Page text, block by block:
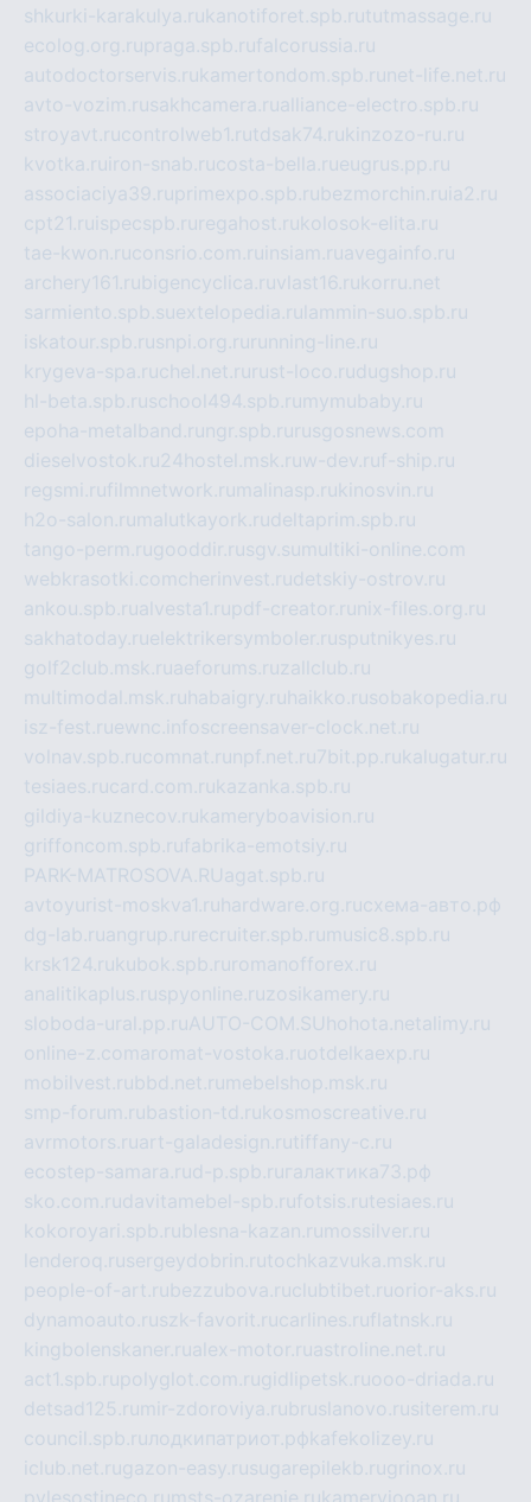
shkurki-karakulya.rukanotiforet.spb.rututmassage.ru
ecolog.org.rupraga.spb.rufalcorussia.ru
autodoctorservis.rukamertondom.spb.ru net-life.net.ru
avto-vozim.rusakhcamera.rualliance-electro.spb.ru
stroyavt.rucontrolweb1.rutdsak74.rukinzozo-ru.ru
kvotka.ru iron-snab.rucosta-bella.rueugrus.pp.ru
associaciya39.ruprimexpo.spb.rubezmorchin.ru ia2.ru
cpt21.ru ispecspb.ru regahost.rukolosok-elita.ru
tae-kwon.ruconsrio.com.ru insiam.ruavegainfo.ru
archery161.rubigencyclica.ruvlast16.rukorru.net
sarmiento.spb.suextelopedia.ru lammin-suo.spb.ru
iskatour.spb.rusnpi.org.ru running-line.ru
krygeva-spa.ruchel.net.ru rust-loco.rudugshop.ru
hl-beta.spb.ruschool494.spb.ru mymubaby.ru
epoha-metalband.ru ngr.spb.ru rusgosnews.com
dieselvostok.ru24hostel.msk.ruw-dev.ruf-ship.ru
regsmi.rufilmnetwork.ru malinasp.rukinosvin.ru
h2o-salon.ru malutkayork.rudeltaprim.spb.ru
tango-perm.rugooddir.rusgv.su multiki-online.com
webkrasotki.comcherinvest.rudetskiy-ostrov.ru
ankou.spb.rualvesta1.rupdf-creator.ru nix-files.org.ru
sakhatoday.ruelektrikersymboler.rusputnikyes.ru
golf2club.msk.ruaeforums.ruzallclub.ru
multimodal.msk.ru habaigry.ru haikko.rusobakopedia.ru
isz-fest.ruewnc.infoscreensaver-clock.net.ru
volnav.spb.rucomnat.ru npf.net.ru7bit.pp.rukalugatur.ru
tesiaes.rucard.com.rukazanka.spb.ru
gildiya-kuznecov.rukameryboavision.ru
griffoncom.spb.rufabrika-emotsiy.ru
PARK-MATROSOVA.RUagat.spb.ru
avtoyurist-moskva1.ru hardware.org.ruсхема-авто.рф
dg-lab.ruangrup.ru recruiter.spb.ru music8.spb.ru
krsk124.rukubok.spb.ru romanofforex.ru
analitikaplus.ruspyonline.ruzosikamery.ru
sloboda-ural.pp.ruAUTO-COM.SU hohota.netalimy.ru
online-z.comaromat-vostoka.ruotdelkaexp.ru
mobilvest.rubbd.net.ru mebelshop.msk.ru
smp-forum.rubastion-td.rukosmoscreative.ru
avrmotors.ruart-galadesign.rutiffany-c.ru
ecostep-samara.rud-p.spb.ru галактика73.рф
sko.com.rudavitamebel-spb.rufotsis.rutesiaes.ru
kokoroyari.spb.rublesna-kazan.ru mossilver.ru
lenderoq.rusergeydobrin.rutochkazvuka.msk.ru
people-of-art.rubezzubova.ruclubtibet.ruorior-aks.ru
dynamoauto.ruszk-favorit.rucarlines.ruflatnsk.ru
kingbolenskaner.rualex-motor.ruastroline.net.ru
act1.spb.rupolyglot.com.rugidlipetsk.ruooo-driada.ru
detsad125.ru mir-zdoroviya.rubruslanovo.rusiterem.ru
council.spb.ruлодкипатриот.рфkafekolizey.ru
iclub.net.rugazon-easy.rusugarepilekb.rugrinox.ru